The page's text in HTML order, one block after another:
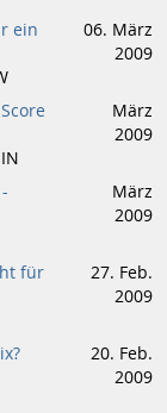
ein
06. März
2009
März
2009
März
2009
für
27. Feb.
2009
20. Feb.
2009